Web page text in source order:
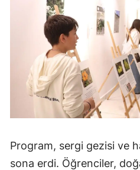
Program, sergi gezisi ve
sona erdi. Öğrenciler,